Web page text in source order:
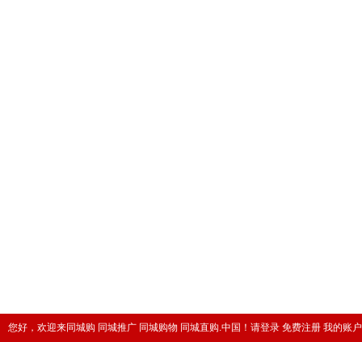
您好，欢迎来同城购 同城推广 同城购物 同城直购.中国！ 请登录 免费注册 我的账户